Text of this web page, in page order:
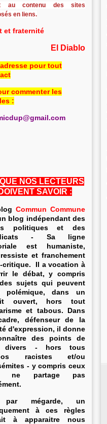
au contenu des sites
en liens.
et fraternité
El Diablo
pour tout
commenter les
:
NOS LECTEURS
DOIVENT SAVOIR :
Commun Commune
blog indépendant des
politiques et des
- Sa ligne
est humaniste,
et franchement
critique. Il a vocation à
le débat, y compris
sujets qui peuvent
polémique, dans un
ouvert, hors tout
et tabous. Dans
défenseur de la
d'expression, il donne
des points de
divers - hors tous
racistes et/ou
- y compris ceux
ne partage pas
mégarde, un
à ces règles
à apparaitre nous